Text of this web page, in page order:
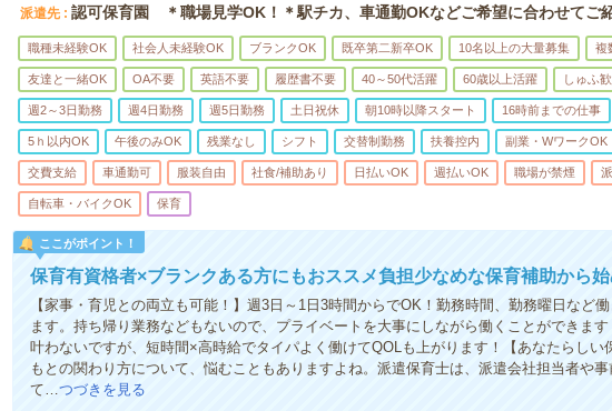
派遣先 認可保育園 ＊職場見学OK！＊駅チカ、車通勤OKなどご希望に合わせてご
職種未経験OK 社会人未経験OK ブランクOK 既卒第二新卒OK 10名以上の大量募集 複
友達と一緒OK OA不要 英語不要 履歴書不要 40～50代活躍 60歳以上活躍 しゅふ
週2～3日勤務 週4日勤務 週5日勤務 土日祝休 朝10時以降スタート 16時前までの仕事
5ｈ以内OK 午後のみOK 残業なし シフト 交替制勤務 扶養控内 副業・WワークOK
交費支給 車通勤可 服装自由 社食/補助あり 日払いOK 週払いOK 職場が禁煙
自転車・バイクOK 保育
ここがポイント！
保育有資格者×ブランクある方にもおススメ負担少なめな保育補助から
【家事・育児との両立も可能！】週3日～1日3時間からでOK！勤務時間、勤務曜日など
ます。持ち帰り業務などもないので、プライベートを大事にしながら働くことができま
叶わないですが、短時間×高時給でタイパよく働けてQOLも上がります！【あなたらしい
もとの関わり方について、悩むこともありますよね。派遣保育士は、派遣会社担当者や
て…つづきを見る